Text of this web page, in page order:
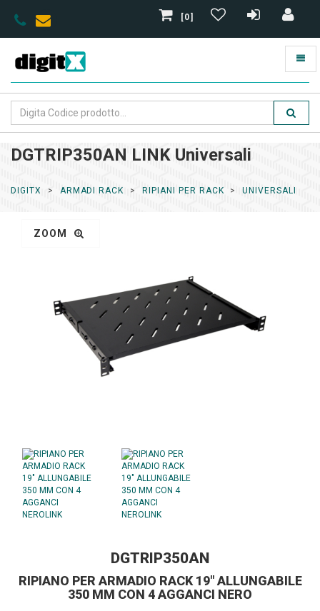
[0]
DGTRIP350AN LINK Universali
DIGITX ARMADI RACK RIPIANI PER RACK UNIVERSALI
ZOOM
DGTRIP350AN
RIPIANO PER ARMADIO RACK 19" ALLUNGABILE
350 MM CON 4 AGGANCI NERO